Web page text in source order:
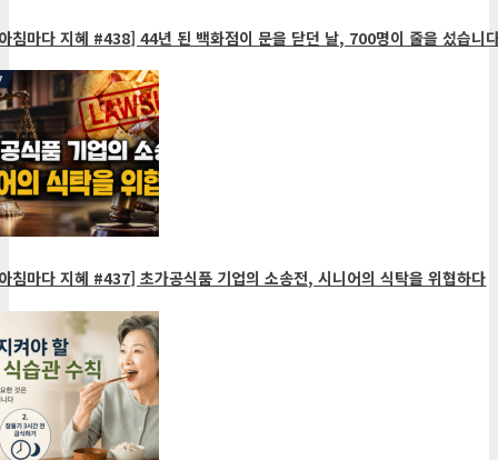
마다 지혜 #438] 44년 된 백화점이 문을 닫던 날, 700명이 줄을 섰습니다
마다 지혜 #437] 초가공식품 기업의 소송전, 시니어의 식탁을 위협하다